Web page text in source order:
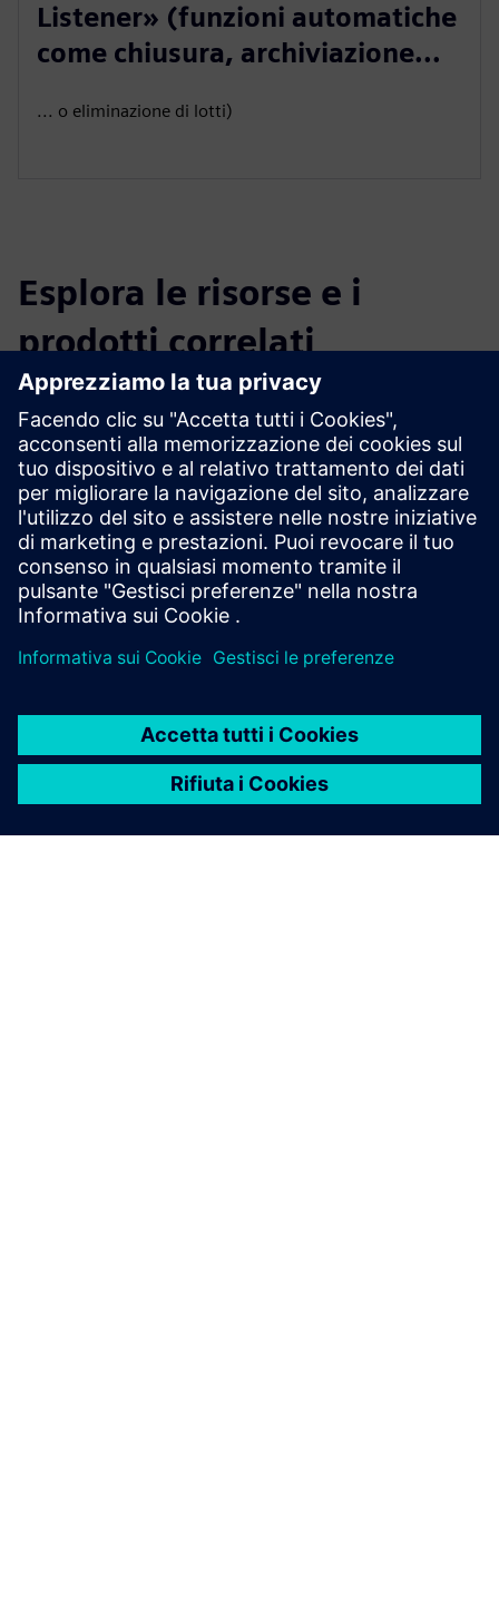
Listener» (funzioni automatiche
come chiusura, archiviazione...
... o eliminazione di lotti)
Esplora le risorse e i
prodotti correlati
Informazioni e risorse aggiuntive
Ulteriori informazioni
Prerequisiti
nessuna